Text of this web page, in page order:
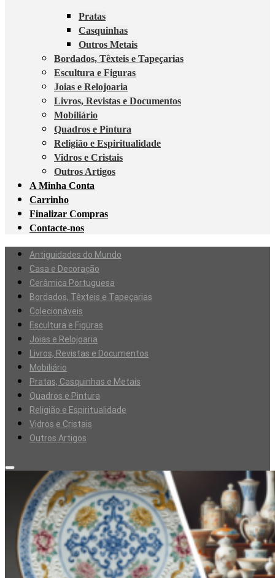
Pratas
Casquinhas
Outros Metais
Bordados, Têxteis e Tapeçarias
Escultura e Figuras
Joias e Relojoaria
Livros, Revistas e Documentos
Mobiliário
Quadros e Pintura
Religião e Espiritualidade
Vidros e Cristais
Outros Artigos
A Minha Conta
Carrinho
Finalizar Compras
Contacte-nos
Antiguidades do Mundo
Casa e Decoração
Cerâmica Portuguesa
Bordados, Têxteis e Tapeçarias
Colecionáveis
Escultura e Figuras
Joias e Relojoaria
Livros, Revistas e Documentos
Mobiliário
Pratas, Casquinhas e Metais
Quadros e Pintura
Religião e Espiritualidade
Vidros e Cristais
Outros Artigos